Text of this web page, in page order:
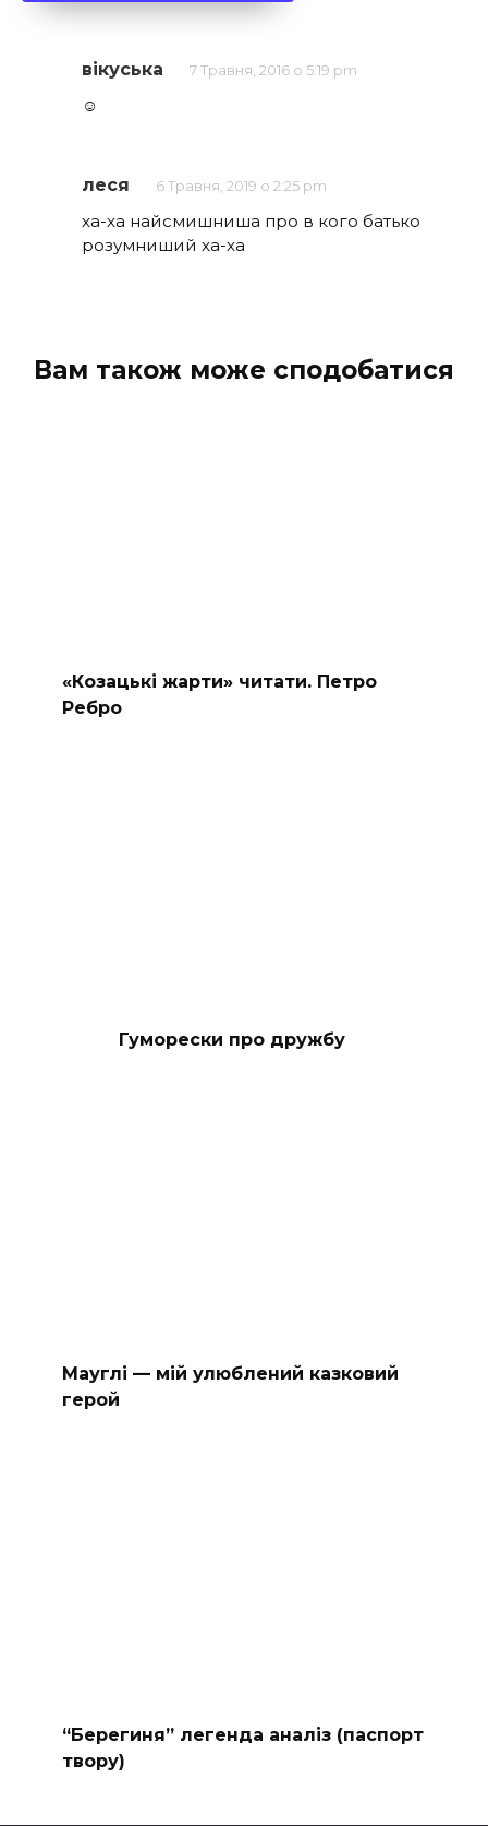
вікуська 7 Травня, 2016 о 5:19 pm
☺
леся 6 Травня, 2019 о 2:25 pm
ха-ха найсмишниша про в кого батько
розумниший ха-ха
Вам також може сподобатися
«Козацькі жарти» читати. Петро
Ребро
Гуморески про дружбу
Мауглі — мій улюблений казковий
герой
“Берегиня” легенда аналіз (паспорт
твору)